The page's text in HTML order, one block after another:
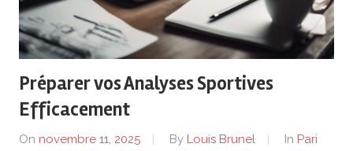
e
r
i
e
Préparer vos Analyses Sportives
Efficacement
On novembre 11, 2025 By Louis Brunel In Pari